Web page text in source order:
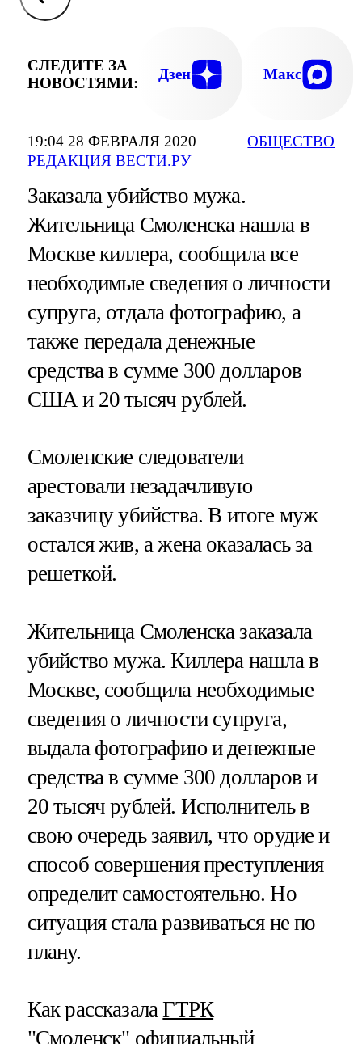
19:04 28 ФЕВРАЛЯ 2020
РЕДАКЦИЯ ВЕСТИ.РУ
ОБЩЕСТВО
СЛЕДИТЕ ЗА
НОВОСТЯМИ:
Дзен Макс
Заказала убийство мужа.
Жительница Смоленска нашла в
Москве киллера, сообщила все
необходимые сведения о личности
супруга, отдала фотографию, а
также передала денежные
средства в сумме 300 долларов
США и 20 тысяч рублей.
Смоленские следователи
арестовали незадачливую
заказчицу убийства. В итоге муж
остался жив, а жена оказалась за
решеткой.
Жительница Смоленска заказала
убийство мужа. Киллера нашла в
Москве, сообщила необходимые
сведения о личности супруга,
выдала фотографию и денежные
средства в сумме 300 долларов и
20 тысяч рублей. Исполнитель в
свою очередь заявил, что орудие и
способ совершения преступления
определит самостоятельно. Но
ситуация стала развиваться не по
плану.
Как рассказалаГТРК
"Смоленск" официальный